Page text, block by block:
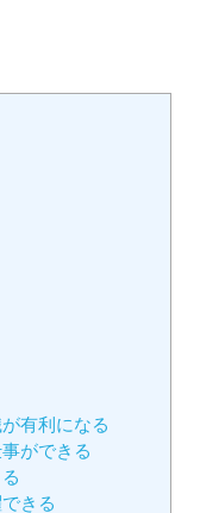
有利になる
ができる
きる